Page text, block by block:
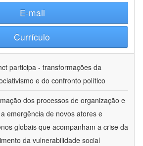
E-mail
Currículo
participa - transformações da
e do confronto político
dos processos de organização e
emergência de novos atores e
globais que acompanham a crise da
da vulnerabilidade social